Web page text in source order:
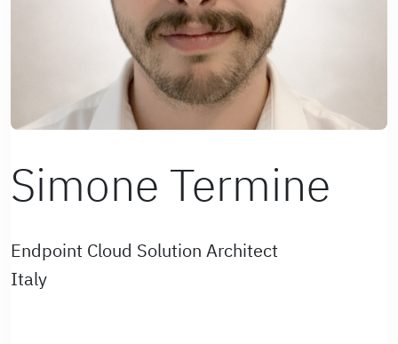
Simone Termine
Endpoint Cloud Solution Architect
Italy